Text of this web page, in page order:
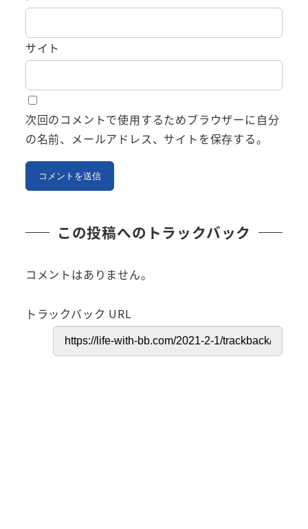
サイト
次回のコメントで使用するためブラウザーに自分
の名前、メールアドレス、サイトを保存する。
この投稿へのトラックバック
コメントはありません。
トラックバック URL